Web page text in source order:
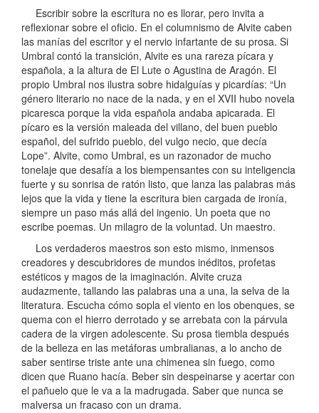
Escribir sobre la escritura no es llorar, pero invita a
reflexionar sobre el oficio. En el columnismo de Alvite caben
las manías del escritor y el nervio infartante de su prosa. Si
Umbral contó la transición, Alvite es una rareza pícara y
española, a la altura de El Lute o Agustina de Aragón. El
propio Umbral nos ilustra sobre hidalguías y picardías: “Un
género literario no nace de la nada, y en el XVII hubo novela
picaresca porque la vida española andaba apicarada. El
pícaro es la versión maleada del villano, del buen pueblo
español, del sufrido pueblo, del vulgo necio, que decía
Lope”. Alvite, como Umbral, es un razonador de mucho
tonelaje que desafía a los biempensantes con su inteligencia
fuerte y su sonrisa de ratón listo, que lanza las palabras más
lejos que la vida y tiene la escritura bien cargada de ironía,
siempre un paso más allá del ingenio. Un poeta que no
escribe poemas. Un milagro de la voluntad. Un maestro.
Los verdaderos maestros son esto mismo, inmensos
creadores y descubridores de mundos inéditos, profetas
estéticos y magos de la imaginación. Alvite cruza
audazmente, tallando las palabras una a una, la selva de la
literatura. Escucha cómo sopla el viento en los obenques, se
quema con el hierro derrotado y se arrebata con la párvula
cadera de la virgen adolescente. Su prosa tiembla después
de la belleza en las metáforas umbralianas, a lo ancho de
saber sentirse triste ante una chimenea sin fuego, como
dicen que Ruano hacía. Beber sin despeinarse y acertar con
el pañuelo que le va a la madrugada. Saber que nunca se
malversa un fracaso con un drama.